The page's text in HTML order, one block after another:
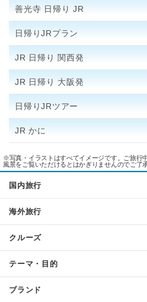
善光寺 日帰り JR
日帰りJRプラン
JR 日帰り 関西発
JR 日帰り 大阪発
日帰りJRツアー
JR かに
※写真・イラストはすべてイメージです。ご旅行
風景をご覧いただけるとはかぎりませんのでご了
国内旅行
海外旅行
クルーズ
テーマ・目的
ブランド